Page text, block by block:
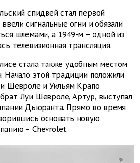
спидвей стал первой
сигнальные огни и обязали
шлемами, а 1949-м – одной из
телевизионная трансляция.
стала также удобным местом
Начало этой традиции положили
Шевроле и Уильям Крапо
Луи Шевроле, Артур, выступал
Дьюранта. Прямо во время
основать новую
– Chevrolet.